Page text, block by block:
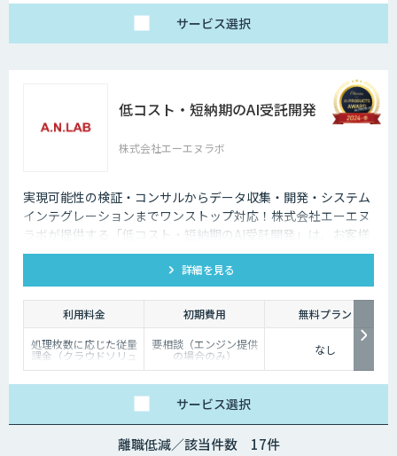
サービス選択
低コスト・短納期のAI受託開発
株式会社エーエヌラボ
実現可能性の検証・コンサルからデータ収集・開発・システム
インテグレーションまでワンストップ対応！株式会社エーエヌ
ラボが提供する「低コスト・短納期のAI受託開発」は、お客様
のニーズにピッタリ合った画像AIソリューション開発します。
200件以上の実績。無料トライアルもあり、初めての方でも安
心してお任せください！
詳細を見る
利用料金 初期費用
無料プラン
処理枚数に応じた従量
課金（クラウドソリュ
ーション）、オンプレ
に応じて柔軟に対応し
ます。データ処理のみ
希望する場合は、目安
として写真一枚あたり
数円程度とお考えくだ
要相談（エンジン提供
の場合のみ） なし
サービス選択
離職低減／該当件数 17件